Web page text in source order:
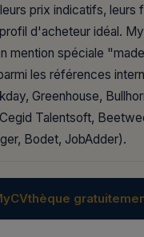
prix indicatifs, leurs
d'acheteur idéal.
mention spéciale
les références
Greenhouse,
Talentsoft,
Bodet, JobAdder).